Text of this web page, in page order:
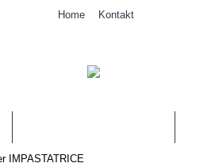
Home Kontakt
IMPASTATRICE